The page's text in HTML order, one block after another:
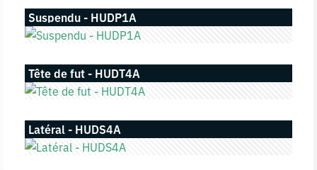
Suspendu - HUDP1A
Tête de fut - HUDT4A
Latéral - HUDS4A